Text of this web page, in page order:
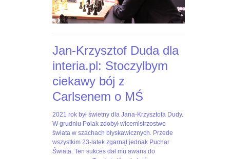
fbclid=IwAR3-
EpAj8Loyw1RAtFnOdtJ8JCBaeus-
Jan-Krzysztof Duda dla
interia.pl: Stoczylbym
ciekawy bój z
Carlsenem o MŚ
2021
rok
był
świetny
dla
Jan-
Krzysztof
Duda
dla
Interia.pl:
2021 rok był świetny dla Jana-Krzysztofa Dudy.
W grudniu Polak zdobył wicemistrzostwo
świata w szachach błyskawicznych. Przede
wszystkim 23-latek zgarnął jednak Puchar
Świata. Ten sukces dał mu awans do